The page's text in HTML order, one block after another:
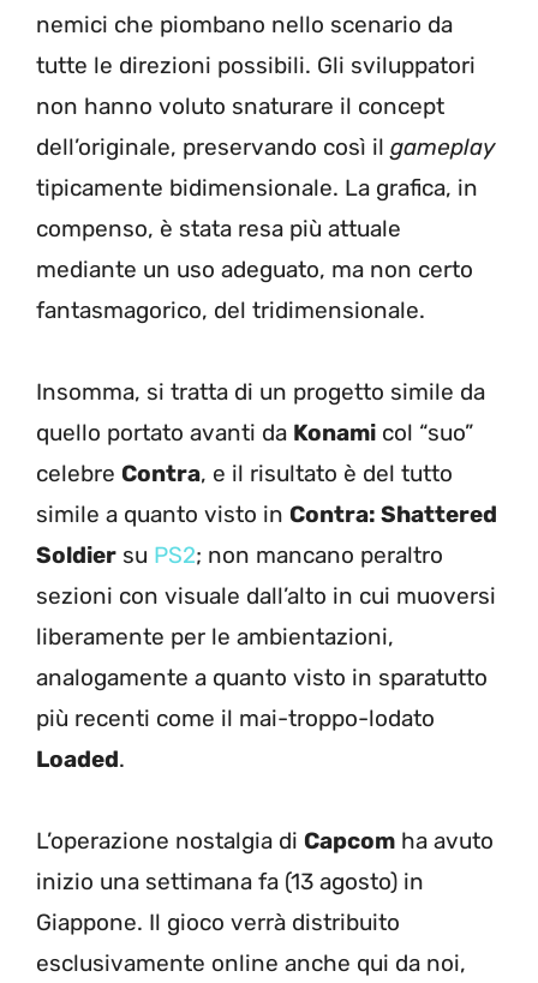
nemici che piombano nello scenario da
tutte le direzioni possibili. Gli sviluppatori
non hanno voluto snaturare il concept
dell’originale, preservando così il gameplay
tipicamente bidimensionale. La grafica, in
compenso, è stata resa più attuale
mediante un uso adeguato, ma non certo
fantasmagorico, del tridimensionale.
Insomma, si tratta di un progetto simile da
quello portato avanti da Konami col “suo”
celebre Contra, e il risultato è del tutto
simile a quanto visto in Contra: Shattered
Soldier su PS2; non mancano peraltro
sezioni con visuale dall’alto in cui muoversi
liberamente per le ambientazioni,
analogamente a quanto visto in sparatutto
più recenti come il mai-troppo-lodato
Loaded.
L’operazione nostalgia di Capcom ha avuto
inizio una settimana fa (13 agosto) in
Giappone. Il gioco verrà distribuito
esclusivamente online anche qui da noi,